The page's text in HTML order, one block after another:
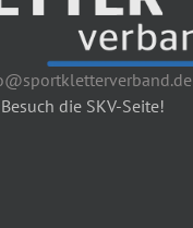
Besuch die SKV-Seite!